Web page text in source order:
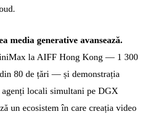
media generative avansează.
la AIFF Hong Kong — 1 300
80 de țări — și demonstrația
locali simultani pe DGX
un ecosistem în care creația video